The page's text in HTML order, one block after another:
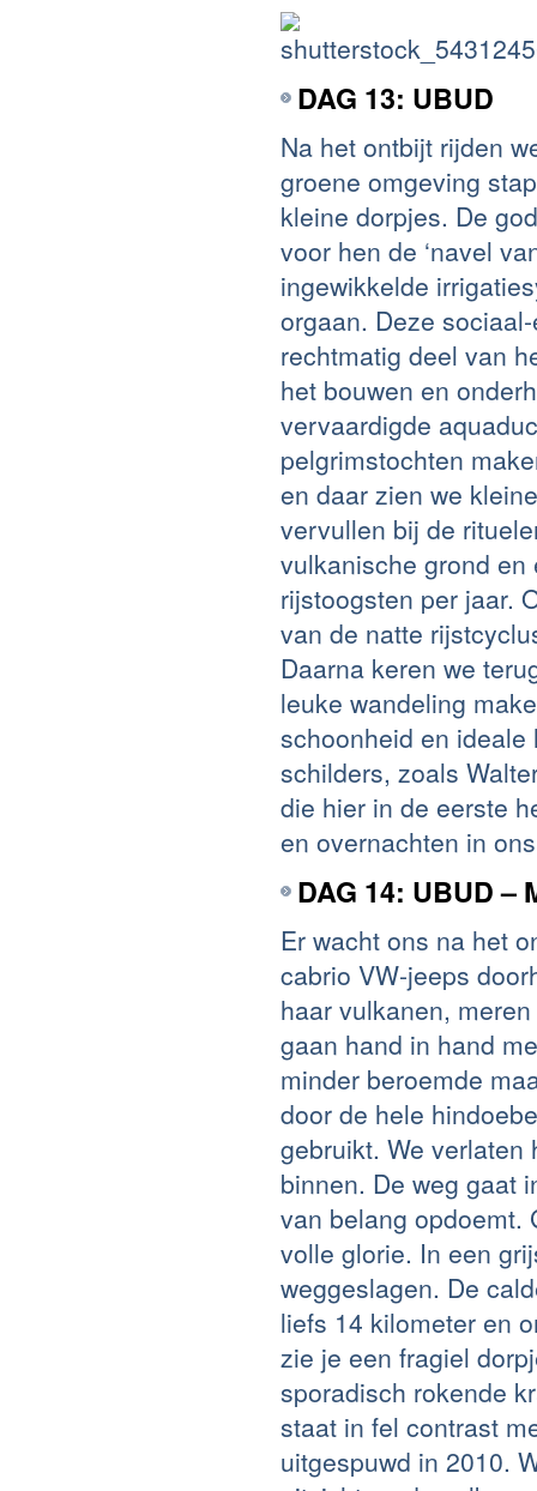
DAG 13: UBUD
Na het ontbijt rijden
groene omgeving
kleine dorpjes. De
voor hen de ‘navel
ingewikkelde
orgaan. Deze
rechtmatig deel van
het bouwen en
vervaardigde
pelgrimstochten
en daar zien we
vervullen bij de
vulkanische grond
rijstoogsten per jaar.
van de natte
Daarna keren we
leuke wandeling
schoonheid en
schilders, zoals
die hier in de eerste
en overnachten in
DAG 14: UBUD –
Er wacht ons na het
cabrio VW-jeeps
haar vulkanen,
gaan hand in hand
minder beroemde
door de hele
gebruikt. We verlaten
binnen. De weg gaat
van belang opdoemt.
volle glorie. In een
weggeslagen. De
liefs 14 kilometer en
zie je een fragiel
sporadisch rokende
staat in fel contrast
uitgespuwd in 2010.